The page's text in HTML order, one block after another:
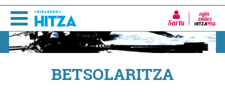
Sartu
BETSOLARITZA